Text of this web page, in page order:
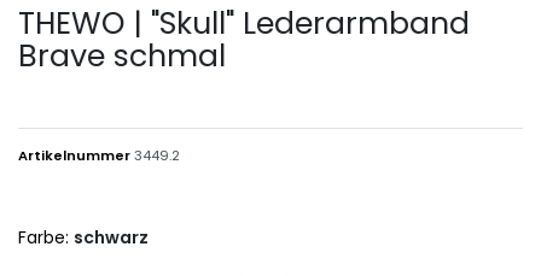
THEWO | "Skull" Lederarmband
Brave schmal
Artikelnummer3449.2
Farbe: schwarz